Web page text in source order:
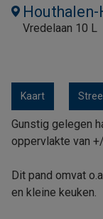
Vredelaan 10 L
Kaart
Gunstig gelegen
oppervlakte van
Dit pand omvat
en kleine keuken.